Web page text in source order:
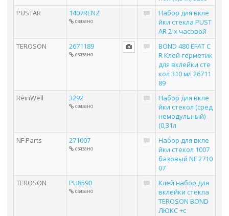
PUSTAR
1407RENZ
связано
Набор для вкле
йки стекла PUST
AR 2-х часовой
TEROSON
2671189
связано
BOND 480 EFAT C
R Клей-герметик
для вклейки сте
кол 310 мл 26711
89
ReinWell
3292
связано
Набор для вкле
йки стекол (сред
немодульный)
(0,31л
NF Parts
271007
связано
Набор для вкле
йки стекол 1007
базовый NF 2710
07
TEROSON
PU8590
связано
Клей набор для
вклейки стекла
TEROSON BOND
ЛЮКС +с